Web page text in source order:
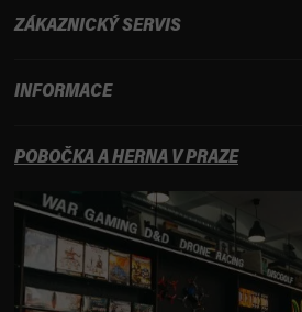
ZÁKAZNICKÝ SERVIS
INFORMACE
POBOČKA A HERNA V PRAZE